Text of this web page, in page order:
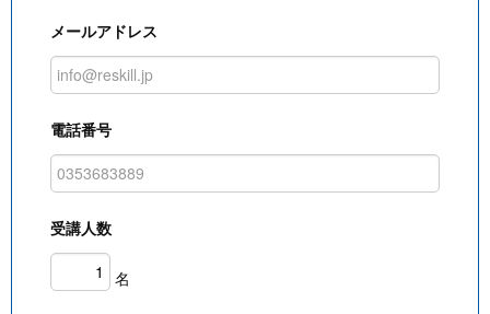
メールアドレス
電話番号
受講人数
名